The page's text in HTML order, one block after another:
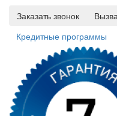
Заказать звонок
Кредитные программы